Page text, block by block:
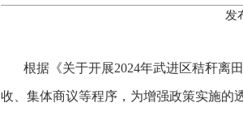
发
根据《关于开展2024年武进区秸秆离田
收、集体商议等程序，为增强政策实施的